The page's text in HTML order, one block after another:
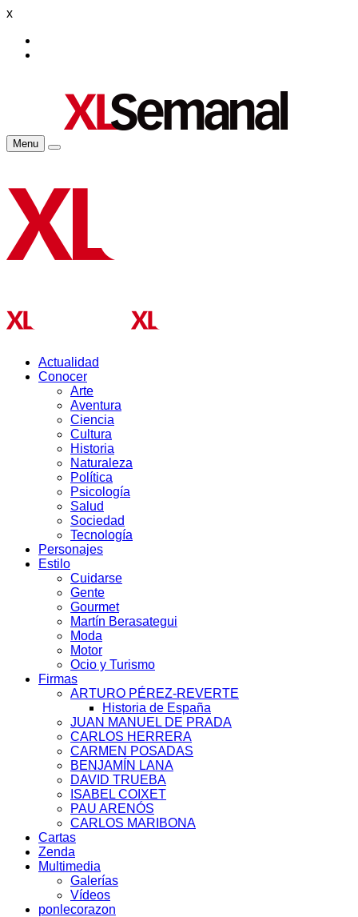
x
Menu
Actualidad
Conocer
Arte
Aventura
Ciencia
Cultura
Historia
Naturaleza
Política
Psicología
Salud
Sociedad
Tecnología
Personajes
Estilo
Cuidarse
Gente
Gourmet
Martín Berasategui
Moda
Motor
Ocio y Turismo
Firmas
ARTURO PÉREZ-REVERTE
Historia de España
JUAN MANUEL DE PRADA
CARLOS HERRERA
CARMEN POSADAS
BENJAMÍN LANA
DAVID TRUEBA
ISABEL COIXET
PAU ARENÓS
CARLOS MARIBONA
Cartas
Zenda
Multimedia
Galerías
Vídeos
ponlecorazon